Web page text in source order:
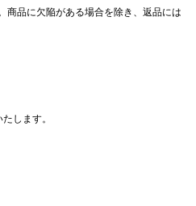
商品に欠陥がある場合を除き、返品には
します。